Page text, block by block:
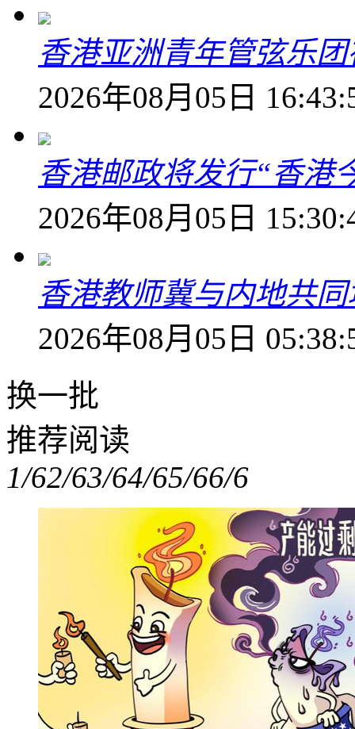
香港亚洲青年管弦乐
2026年08月05日
香港邮政将发行“香港
2026年08月05日
香港教师冀与内地共
2026年08月05日
换一批
推荐阅读
1/62/63/64/65/66/6